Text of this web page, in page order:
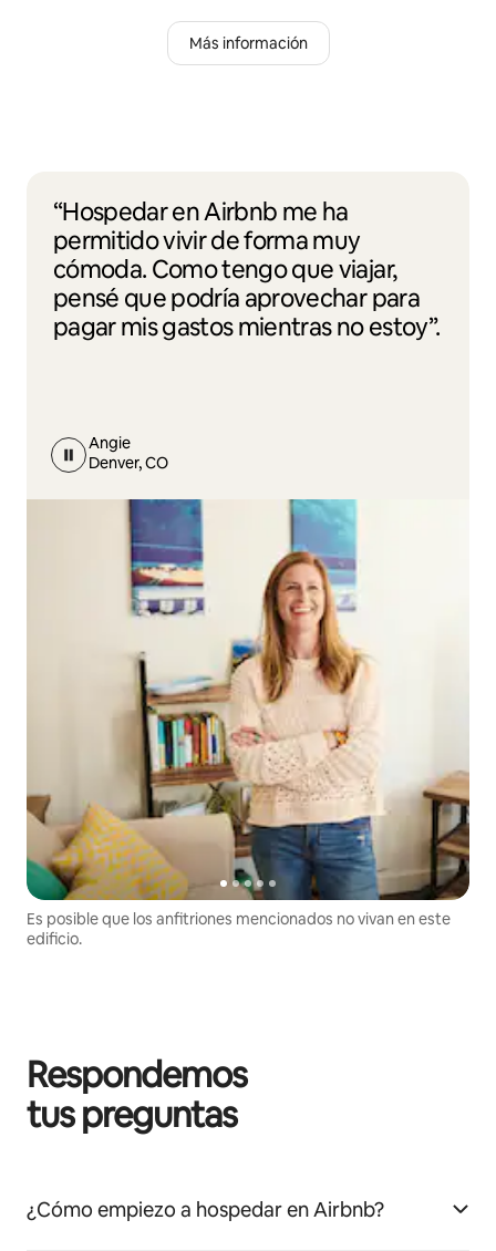
Más información
“Hospedar en Airbnb me ha
permitido vivir de forma muy
cómoda. Como tengo que viajar,
pensé que podría aprovechar para
pagar mis gastos mientras no estoy”.
Angie
Denver, CO
Es posible que los anfitriones mencionados no vivan en este
edificio.
Respondemos
tus preguntas
¿Cómo empiezo a hospedar en Airbnb?